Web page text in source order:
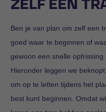
ZELF EEN
Ben je van plan om zelf een
goed waar te beginnen of
gewoon een snelle
Hieronder leggen we
om op te letten tijdens het
best kunt beginnen. Omdat